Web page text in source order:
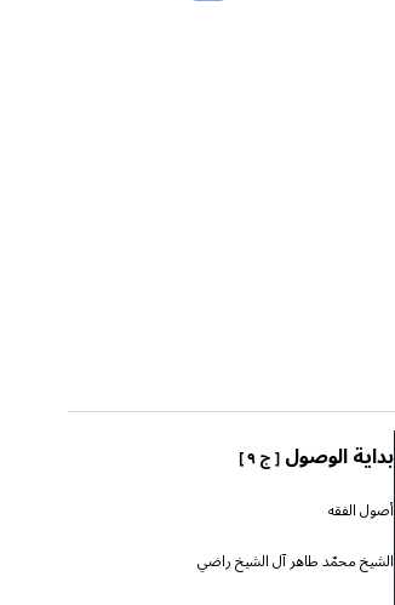
بداية الوصول[ ج ٩ ]
أصول الفقه
الشيخ محمّد طاهر آل الشيخ راضي